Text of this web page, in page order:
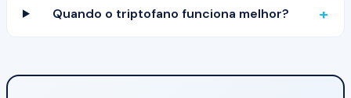
Quando o triptofano funciona melhor? +